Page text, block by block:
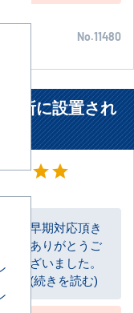
県
No.11480
所に設置され
星5
starstarstar
早期対応頂き
ありがとうご
ざいました。
(続きを読む)